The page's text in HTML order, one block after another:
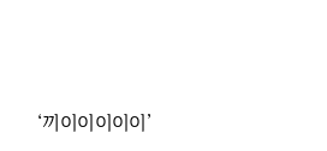
‘끼이이이이이’